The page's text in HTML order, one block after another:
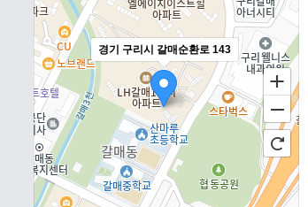
경기 구리시 갈매순환로 143